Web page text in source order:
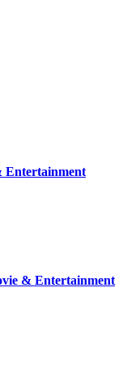
Entertainment
& Entertainment